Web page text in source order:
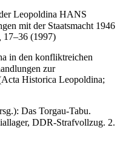
Leopoldina HANS
mit der Staatsmacht 1946
17–36 (1997)
in den konfliktreichen
zur
Historica Leopoldina;
Das Torgau-Tabu.
DDR-Strafvollzug. 2.